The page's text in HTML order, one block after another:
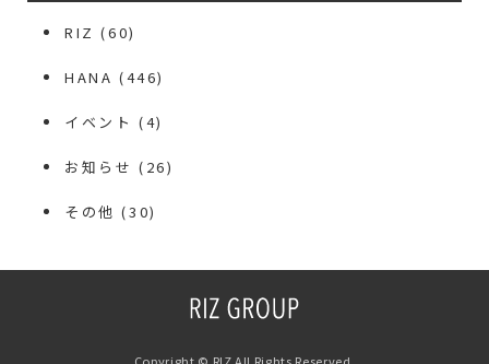
RIZ (60)
HANA (446)
イベント (4)
お知らせ (26)
その他 (30)